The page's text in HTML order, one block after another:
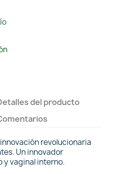
del producto
innovación revolucionaria
Un innovador
y vaginal interno.